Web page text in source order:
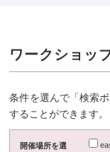
ワークショッ
条件を選んで「検索
することができます。
開催場所を選